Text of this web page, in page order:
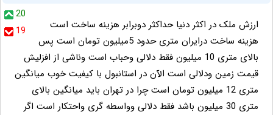
20
19
ارزش ملک در اکثر دنیا حداکثر دوبرابر هزینه ساخت است
هزینه ساخت درایران متری حدود 5میلیون تومان است پس
بالای متری 10 میلیون فقط دلالی وحباب است وناشی از افزلیش
قیمت زمین ودلالی است الآن در استانبول با کیفیت خوب میانگین
متری 12 میلیون تومان است چرا در تهران باید میانگین بالای
متری 30 میلیون باشد فقط دلالی وواسطه گری واحتکار است اگر